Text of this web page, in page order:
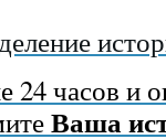
24 часов и
Ваша